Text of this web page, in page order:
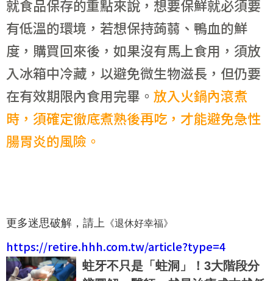
就食品保存的重點來說，想要保鮮就必須要
有低溫的環境，若想保持蒟蒻、鴨血的鮮
度，購買回來後，如果沒有馬上食用，須放
入冰箱中冷藏，以避免微生物滋長，但仍要
在有效期限內食用完畢。 放入火鍋內滾煮
時，須確定徹底煮熟後再吃，才能避免急性
腸胃炎的風險。
更多迷思破解，請上 《退休好幸福》
https://retire.hhh.com.tw/article?type=4
蛀牙不只是「蛀洞」！3大階段分